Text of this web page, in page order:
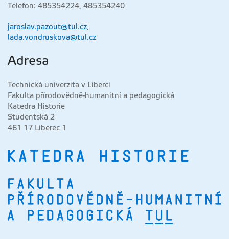
Telefon: 485354224, 485354240
jaroslav.pazout@tul.cz,
lada.vondruskova@tul.cz
Adresa
Technická univerzita v Liberci
Fakulta přírodovědně-humanitní a pedagogická
Katedra Historie
Studentská 2
461 17 Liberec 1